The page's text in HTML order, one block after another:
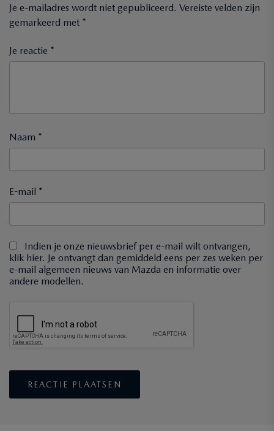
Je e-mailadres wordt niet gepubliceerd. Vereiste velden zijn
gemarkeerd met *
Je reactie *
Naam *
E-mail *
Indien je onze nieuwsbrief per e-mail wilt ontvangen,
klik hier. Je ontvangt dan gemiddeld eens per zes weken per
e-mail algemeen nieuws van Mazda en informatie over
andere modellen.